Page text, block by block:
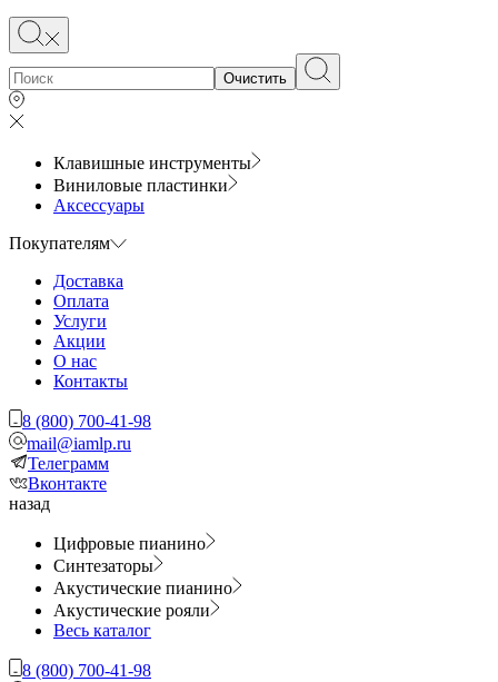
Очистить
Клавишные инструменты
Виниловые пластинки
Аксессуары
Покупателям
Доставка
Оплата
Услуги
Акции
О нас
Контакты
8 (800) 700-41-98
mail@iamlp.ru
Телеграмм
Вконтакте
назад
Цифровые пианино
Синтезаторы
Акустические пианино
Акустические рояли
Весь каталог
8 (800) 700-41-98